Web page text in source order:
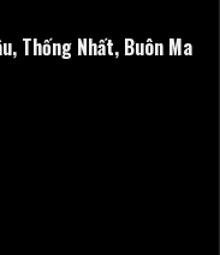
Thống Nhất, Buôn Ma